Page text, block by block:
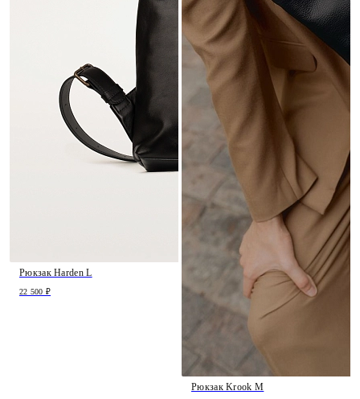
Рюкзак Harden L
22 500 ₽
Рюкзак Krook M